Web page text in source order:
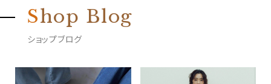
Shop Blog
ショップブログ